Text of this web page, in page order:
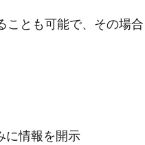
ことも可能で、その場合
に情報を開示